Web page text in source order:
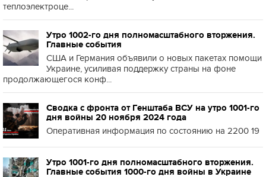
теплоэлектроце...
Утро 1002-го дня полномасштабного вторжения.
Главные события
США и Германия объявили о новых пакетах помощи
Украине, усиливая поддержку страны на фоне
продолжающегося конф...
Сводка с фронта от Генштаба ВСУ на утро 1001-го
дня войны 20 ноября 2024 года
Оперативная информация по состоянию на 2200 19
Утро 1001-го дня полномасштабного вторжения.
Главные события 1000-го дня войны в Украине